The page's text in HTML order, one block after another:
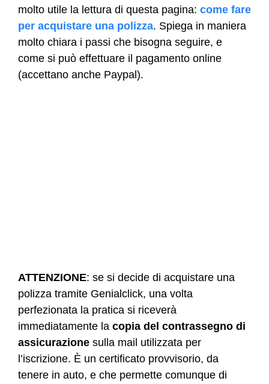
molto utile la lettura di questa pagina: come fare
per acquistare una polizza. Spiega in maniera
molto chiara i passi che bisogna seguire, e
come si può effettuare il pagamento online
(accettano anche Paypal).
ATTENZIONE: se si decide di acquistare una
polizza tramite Genialclick, una volta
perfezionata la pratica si riceverà
immediatamente la copia del contrassegno di
assicurazione sulla mail utilizzata per
l’iscrizione. È un certificato provvisorio, da
tenere in auto, e che permette comunque di